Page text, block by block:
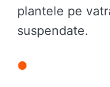
plantele pe
suspendate.